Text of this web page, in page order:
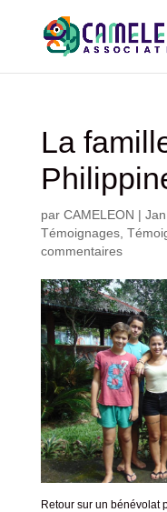
La
par CAMELEON |
Témoignages,
commentaires
Retour sur un bénévolat